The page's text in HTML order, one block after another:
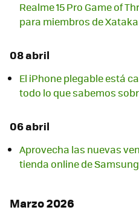
Realme 15 Pro Game of
para miembros de
08 abril
El iPhone plegable está
todo lo que sabemos
06 abril
Aprovecha las nuevas
tienda online de
Marzo 2026